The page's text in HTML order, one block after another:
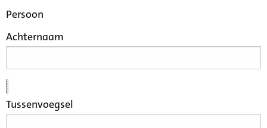
Persoon
Achternaam
Tussenvoegsel